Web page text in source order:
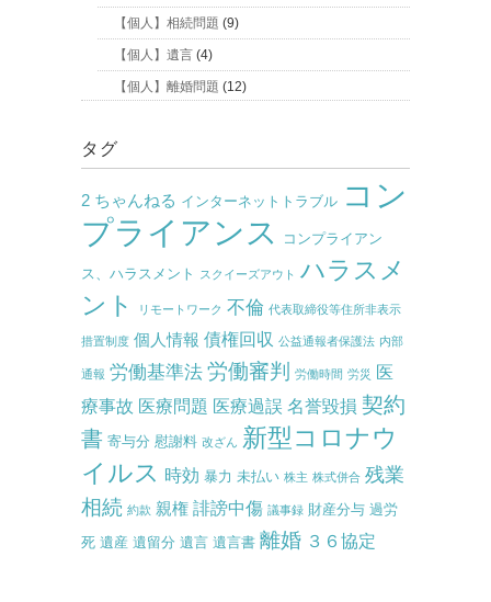
【個人】相続問題 (9)
【個人】遺言 (4)
【個人】離婚問題 (12)
タグ
2 ちゃんねる インターネットトラブル コン
プライアンス
コンプライアン
ス、ハラスメント スクイーズアウト ハラスメ
ント
リモートワーク 不倫 代表取締役等住所非表示
措置制度 個人情報 債権回収 公益通報者保護法 内部
通報 労働基準法 労働審判 労働時間 労災
医
療事故 医療問題 医療過誤 名誉毀損 契約
書 寄与分 慰謝料 改ざん 新型コロナウ
イルス 時効 暴力 未払い 株主 株式併合 残業
相続 約款 親権 誹謗中傷 議事録 財産分与 過労
死 遺産 遺留分 遺言 遺言書 離婚 ３６協定